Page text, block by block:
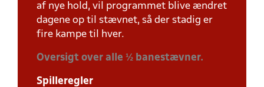
af nye hold, vil programmet blive ændret
dagene op til stævnet, så der stadig er
fire kampe til hver.
Oversigt over alle ½ banestævner.
Spilleregler